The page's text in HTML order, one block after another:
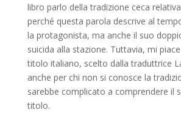
libro parlo della tradizione ceca
perché questa parola descrive al
la protagonista, ma anche il suo
suicida alla stazione. Tuttavia, mi
titolo italiano, scelto dalla traduttrice
anche per chi non si conosce la
sarebbe complicato a comprendere il
titolo.